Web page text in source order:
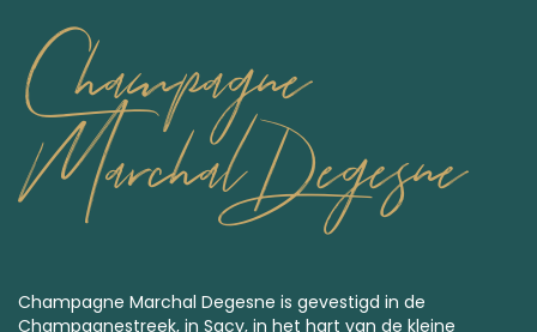
Champagne
Marchal Degesne
Champagne Marchal Degesne is gevestigd in de
Champagnestreek, in Sacy, in het hart van de kleine